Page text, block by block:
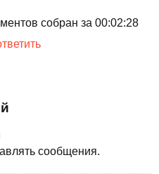
собран за 00:02:28
сообщения.